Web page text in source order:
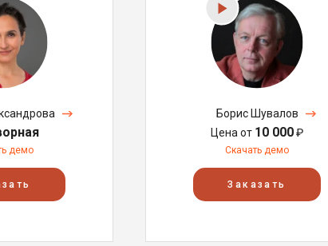
демо
Борис Шувалов
Цена от 10 000₽
Скачать демо
Заказать